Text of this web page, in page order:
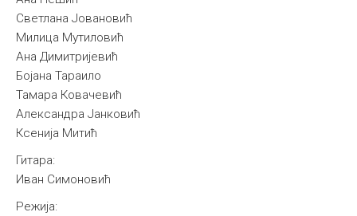
Светлана Јовановић
Милица Мутиловић
Ана Димитријевић
Бојана Тараило
Тамара Ковачевић
Александра Јанковић
Ксенија Митић
Гитара:
Иван Симоновић
Режија: